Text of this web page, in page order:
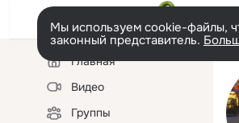
Мы используем cookie-файлы,
законный представитель.
Левая
колонкаГлавная
Видео
Группы